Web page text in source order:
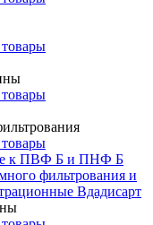
к ПВФ Б и ПНФ Б
фильтрования и
Вдадисарт